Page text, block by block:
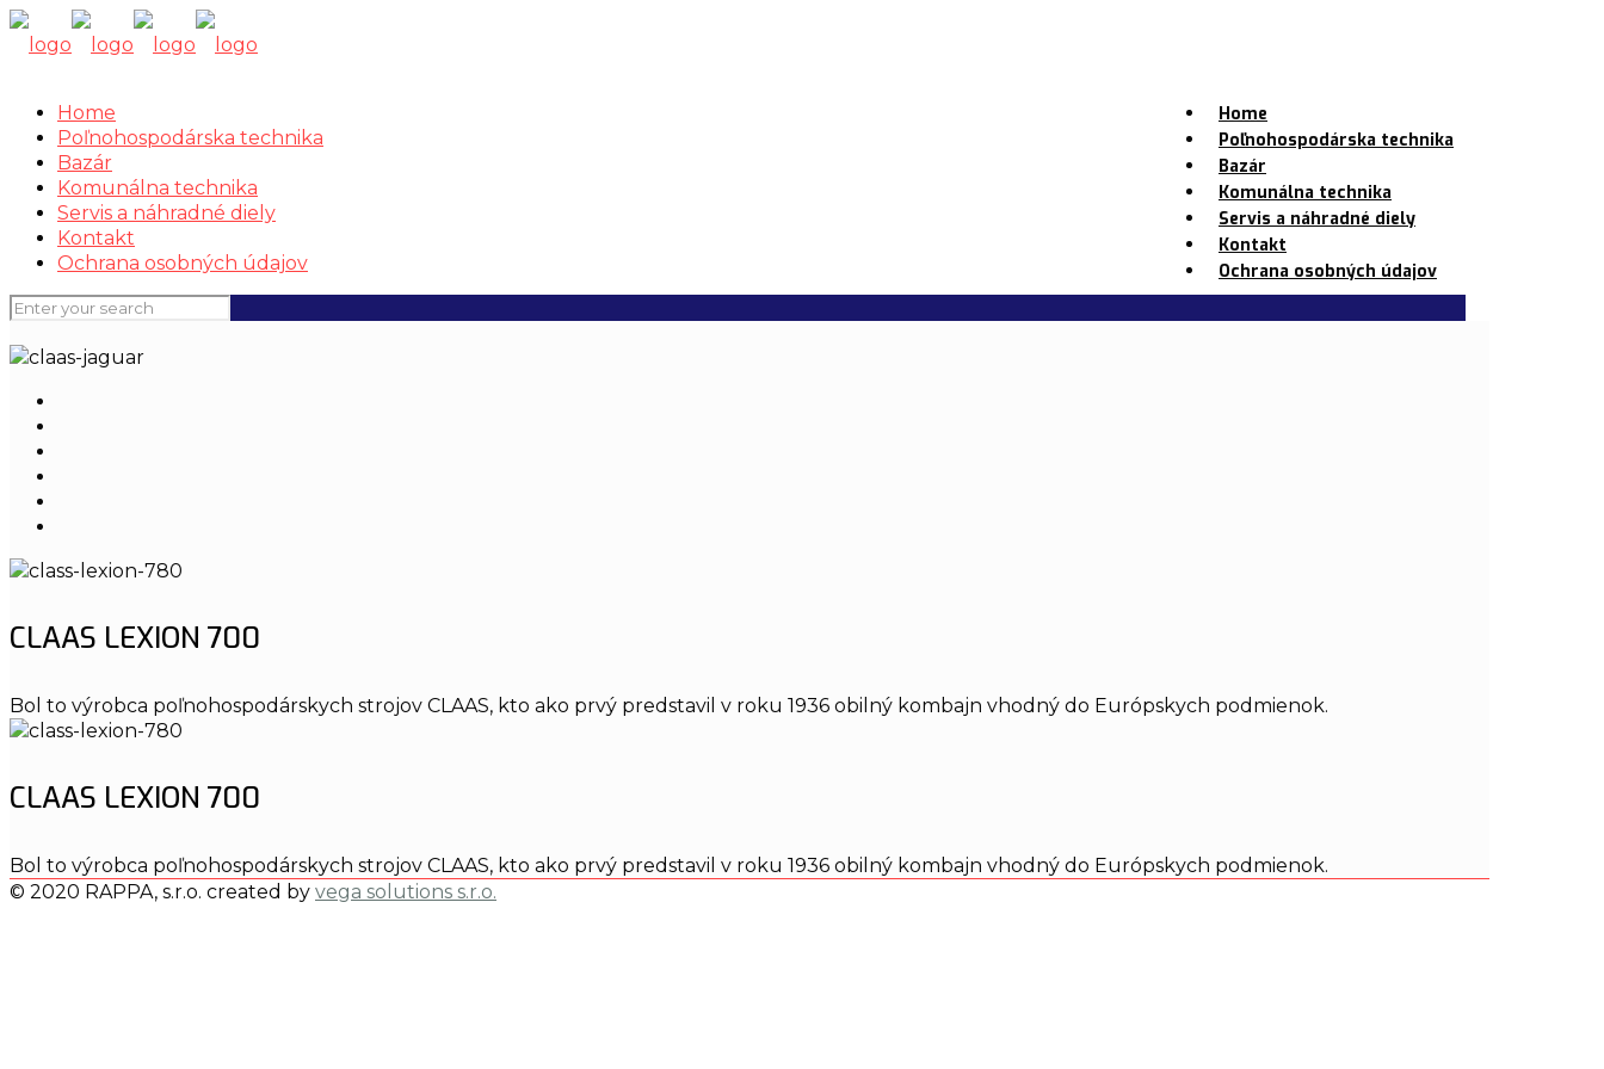
Home
Poľnohospodárska technika
Bazár
Komunálna technika
Servis a náhradné diely
Kontakt
Ochrana osobných údajov
Home
Poľnohospodárska technika
Bazár
Komunálna technika
Servis a náhradné diely
Kontakt
Ochrana osobných údajov
CLAAS LEXION 700
Bol to výrobca poľnohospodárskych strojov CLAAS, kto ako prvý predstavil v roku 1936 obilný kombajn vhodný do Európskych podmienok.
CLAAS LEXION 700
Bol to výrobca poľnohospodárskych strojov CLAAS, kto ako prvý predstavil v roku 1936 obilný kombajn vhodný do Európskych podmienok.
© 2020 RAPPA, s.r.o. created by vega solutions s.r.o.